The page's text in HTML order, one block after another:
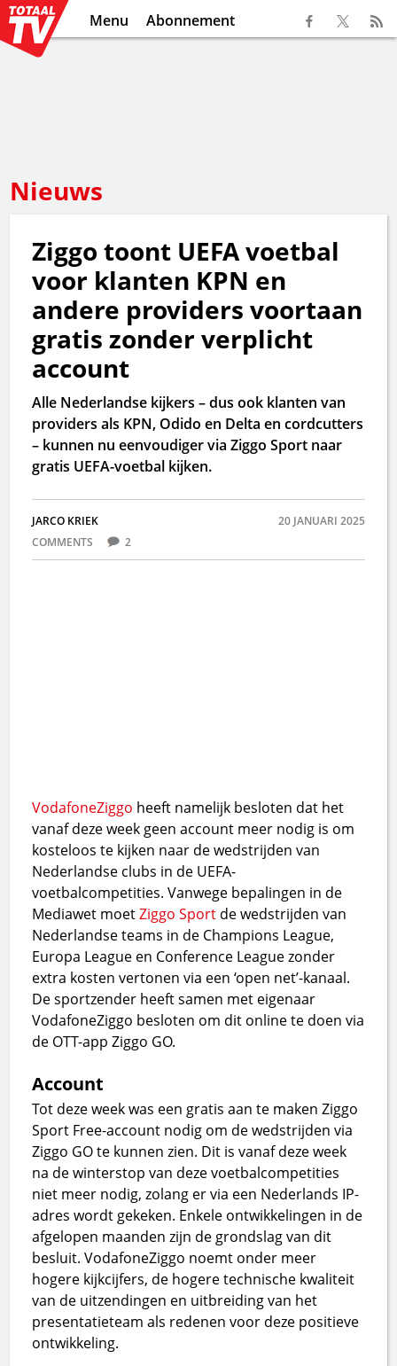
Menu Abonnement
Nieuws
Ziggo toont UEFA voetbal
voor klanten KPN en
andere providers voortaan
gratis zonder verplicht
account
Alle Nederlandse kijkers – dus ook klanten van
providers als KPN, Odido en Delta en cordcutters
– kunnen nu eenvoudiger via Ziggo Sport naar
gratis UEFA-voetbal kijken.
JARCO KRIEK
20 JANUARI 2025
COMMENTS
2
VodafoneZiggo heeft namelijk besloten dat het
vanaf deze week geen account meer nodig is om
kosteloos te kijken naar de wedstrijden van
Nederlandse clubs in de UEFA-
voetbalcompetities. Vanwege bepalingen in de
Mediawet moetZiggo Sport de wedstrijden van
Nederlandse teams in de Champions League,
Europa League en Conference League zonder
extra kosten vertonen via een ‘open net’-kanaal.
De sportzender heeft samen met eigenaar
VodafoneZiggo besloten om dit online te doen via
de OTT-app Ziggo GO.
Account
Tot deze week was een gratis aan te maken Ziggo
Sport Free-account nodig om de wedstrijden via
Ziggo GO te kunnen zien. Dit is vanaf deze week
na de winterstop van deze voetbalcompetities
niet meer nodig, zolang er via een Nederlands IP-
adres wordt gekeken. Enkele ontwikkelingen in de
afgelopen maanden zijn de grondslag van dit
besluit. VodafoneZiggo noemt onder meer
hogere kijkcijfers, de hogere technische kwaliteit
van de uitzendingen en uitbreiding van het
presentatieteam als redenen voor deze positieve
ontwikkeling.